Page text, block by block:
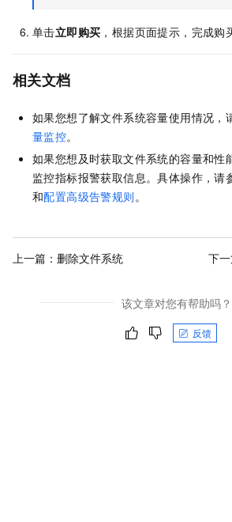
单击立即购买 ，根据页面提示，完成购
相关文档
如果您想了解文件系统容量使用情况，
量监控。
如果您想及时获取文件系统的容量和性
监控指标报警获取信息。具体操作，请
和配置高级告警规则 。
上一篇： 删除文件系统 下一
该文章对您有帮助吗？
反馈